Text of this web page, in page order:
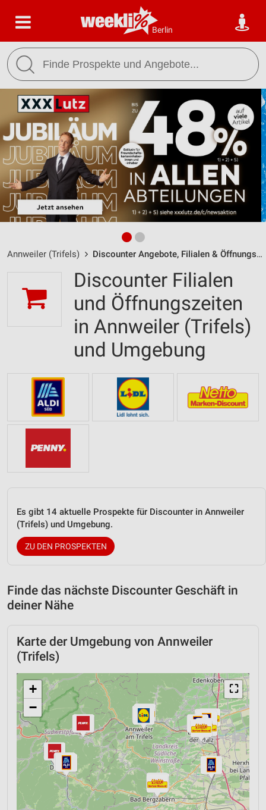
Berlin
Annweiler (Trifels) Discounter Angebote, Filialen & Öffnungszeiten
Discounter Filialen
und Öffnungszeiten
in Annweiler (Trifels)
und Umgebung
Es gibt 14 aktuelle Prospekte für Discounter in Annweiler
(Trifels) und Umgebung.
ZU DEN PROSPEKTEN
Finde das nächste Discounter Geschäft in
deiner Nähe
Karte der Umgebung von Annweiler
(Trifels)
⛶
+
−